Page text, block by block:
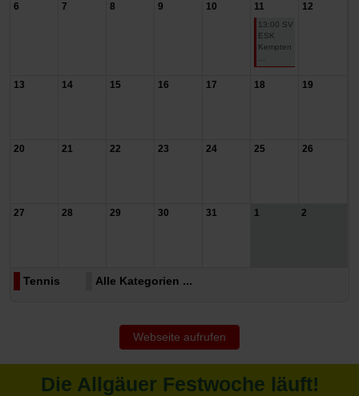
6 7 8 9 10 11
13:00 SV
ESK
Kempten
12
13 14 15 16 17 18 19
20 21 22 23 24 25 26
27 28 29 30 31 1 2
Tennis Alle Kategorien ...
Webseite aufrufen
Die Allgäuer Festwoche läuft!